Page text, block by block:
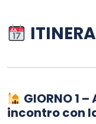
GIORNO 1
incontro con